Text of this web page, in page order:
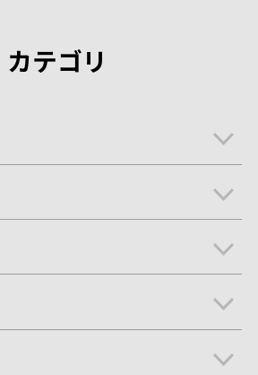
カテゴリ